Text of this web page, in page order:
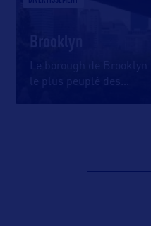
Brooklyn
Le borough de Brooklyn
le plus peuplé des